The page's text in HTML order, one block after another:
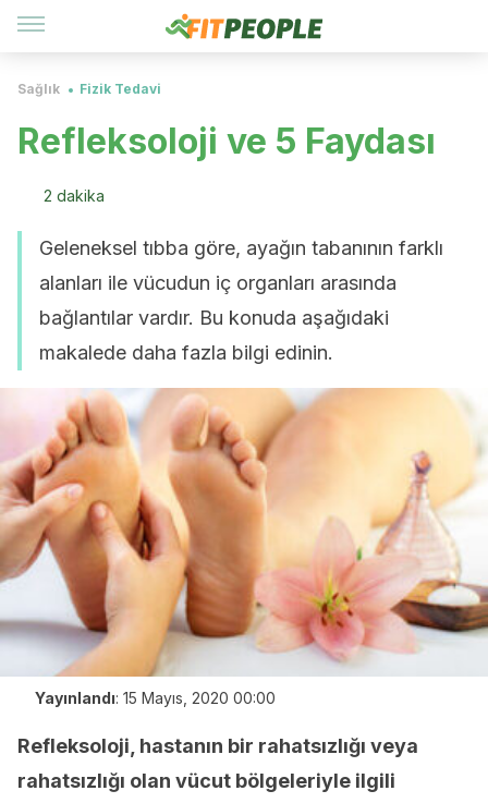
Sağlık Fizik Tedavi
Refleksoloji ve 5 Faydası
2 dakika
Geleneksel tıbba göre, ayağın tabanının farklı
alanları ile vücudun iç organları arasında
bağlantılar vardır. Bu konuda aşağıdaki
makalede daha fazla bilgi edinin.
Yayınlandı: 15 Mayıs, 2020 00:00
Refleksoloji, hastanın bir rahatsızlığı veya
rahatsızlığı olan vücut bölgeleriyle ilgili